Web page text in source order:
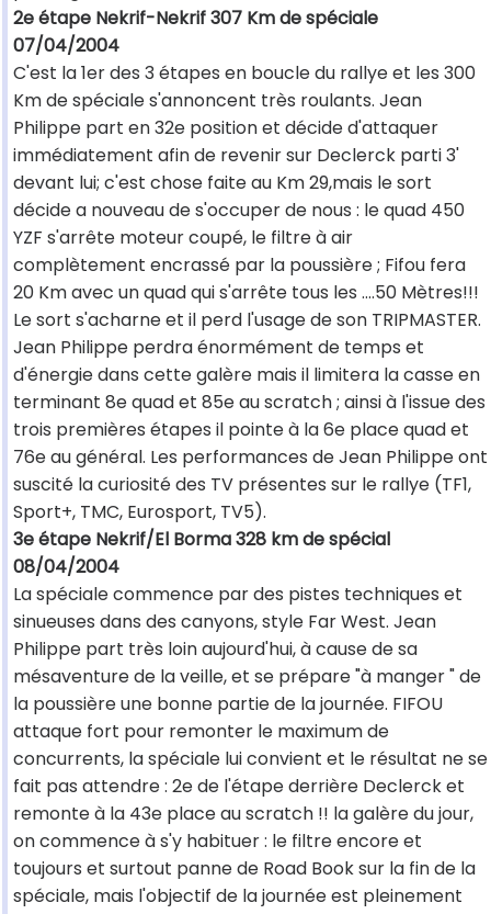
2e étape Nekrif-Nekrif 307 Km de spéciale
07/04/2004
C'est la 1er des 3 étapes en boucle du rallye et les 300
Km de spéciale s'annoncent très roulants. Jean
Philippe part en 32e position et décide d'attaquer
immédiatement afin de revenir sur Declerck parti 3'
devant lui; c'est chose faite au Km 29,mais le sort
décide a nouveau de s'occuper de nous : le quad 450
YZF s'arrête moteur coupé, le filtre à air
complètement encrassé par la poussière ; Fifou fera
20 Km avec un quad qui s'arrête tous les ....50 Mètres!!!
Le sort s'acharne et il perd l'usage de son TRIPMASTER.
Jean Philippe perdra énormément de temps et
d'énergie dans cette galère mais il limitera la casse en
terminant 8e quad et 85e au scratch ; ainsi à l'issue des
trois premières étapes il pointe à la 6e place quad et
76e au général. Les performances de Jean Philippe ont
suscité la curiosité des TV présentes sur le rallye (TF1,
Sport+, TMC, Eurosport, TV5).
3e étape Nekrif/El Borma 328 km de spécial
08/04/2004
La spéciale commence par des pistes techniques et
sinueuses dans des canyons, style Far West. Jean
Philippe part très loin aujourd'hui, à cause de sa
mésaventure de la veille, et se prépare "à manger " de
la poussière une bonne partie de la journée. FIFOU
attaque fort pour remonter le maximum de
concurrents, la spéciale lui convient et le résultat ne se
fait pas attendre : 2e de l'étape derrière Declerck et
remonte à la 43e place au scratch !! la galère du jour,
on commence à s'y habituer : le filtre encore et
toujours et surtout panne de Road Book sur la fin de la
spéciale, mais l'objectif de la journée est pleinement